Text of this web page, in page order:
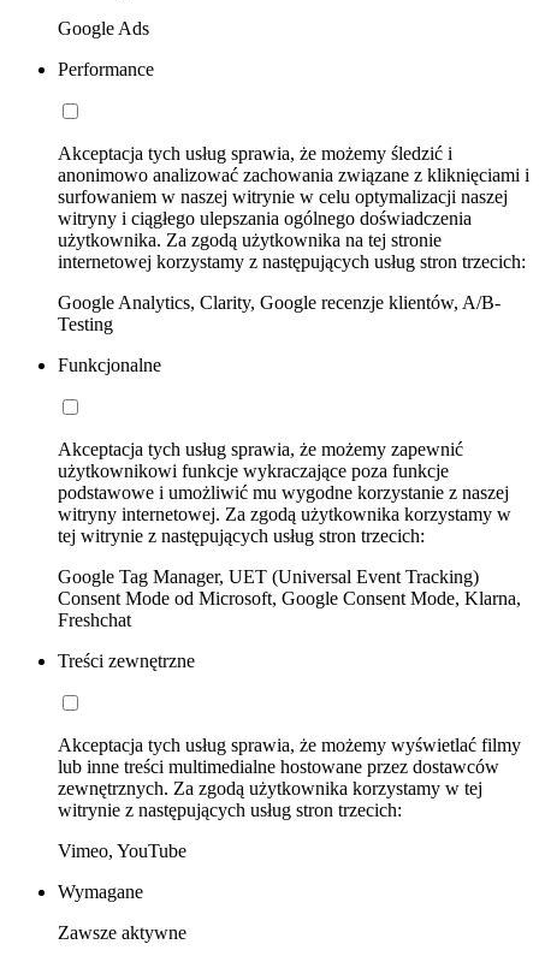
Google Ads
Performance
Akceptacja tych usług sprawia, że możemy śledzić i
anonimowo analizować zachowania związane z kliknięciami i
surfowaniem w naszej witrynie w celu optymalizacji naszej
witryny i ciągłego ulepszania ogólnego doświadczenia
użytkownika. Za zgodą użytkownika na tej stronie
internetowej korzystamy z następujących usług stron trzecich:
Google Analytics, Clarity, Google recenzje klientów, A/B-
Testing
Funkcjonalne
Akceptacja tych usług sprawia, że możemy zapewnić
użytkownikowi funkcje wykraczające poza funkcje
podstawowe i umożliwić mu wygodne korzystanie z naszej
witryny internetowej. Za zgodą użytkownika korzystamy w
tej witrynie z następujących usług stron trzecich:
Google Tag Manager, UET (Universal Event Tracking)
Consent Mode od Microsoft, Google Consent Mode, Klarna,
Freshchat
Treści zewnętrzne
Akceptacja tych usług sprawia, że możemy wyświetlać filmy
lub inne treści multimedialne hostowane przez dostawców
zewnętrznych. Za zgodą użytkownika korzystamy w tej
witrynie z następujących usług stron trzecich:
Vimeo, YouTube
Wymagane
Zawsze aktywne